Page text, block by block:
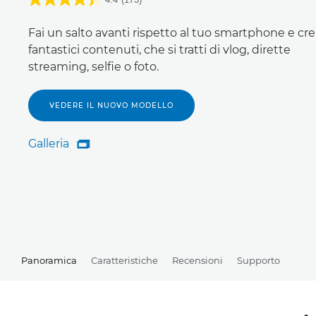
Fai un salto avanti rispetto al tuo smartphone e
fantastici contenuti, che si tratti di vlog, dirette
streaming, selfie o foto.
VEDERE IL NUOVO MODELLO
Galleria
Galleria

Panoramica Caratteristiche Recensioni Supporto